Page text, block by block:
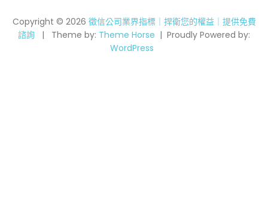
Copyright © 2026 徵信公司業界指標｜捍衛您的權益｜提供免費
諮詢
Theme by: Theme Horse
Proudly Powered by:
WordPress